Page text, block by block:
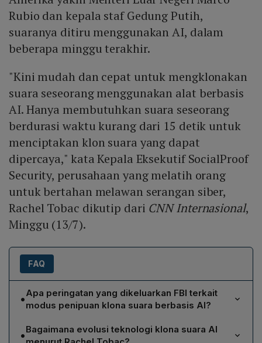
Rubio dan kepala staf Gedung Putih,
suaranya ditiru menggunakan AI, dalam
beberapa minggu terakhir.
"Kini mudah dan cepat untuk mengklonakan
suara seseorang menggunakan alat berbasis
AI. Hanya membutuhkan suara seseorang
berdurasi waktu kurang dari 15 detik untuk
menciptakan klon suara yang dapat
dipercaya," kata Kepala Eksekutif SocialProof
Security, perusahaan yang melatih orang
untuk bertahan melawan serangan siber,
Rachel Tobac dikutip dari CNN Internasional,
Minggu (13/7).
FAQ
•Apa peringatan yang dikeluarkan FBI terkait
modus penipuan klona suara berbasis AI?
FBI memperingatkan bahwa sejak April terjadi
peningkatan penipuan menggunakan klona suara AI,
•Bagaimana evolusi teknologi klona suara AI